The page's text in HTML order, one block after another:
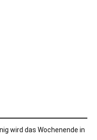
wird das Wochenende in